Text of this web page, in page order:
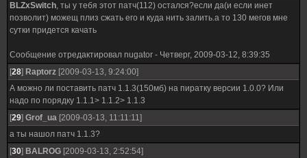
BLZxSwitch, ты у тебя этот патч(112) остался?если да(и если инет
позволит) можещ плиз сжать его и куда нить залить.а то 130 мегов мне
сутки придется качать
Сообщение отредактировал nugator - Четверг, 2009-03-12, 8:39:35
[28] Raptorz [2009-03-13, 9:24:00]
А можно ли поставить патч 1.1.3(150мб) на пиратку версии 1.0.0? Или
надо по порядку 1.1.1> 1.1.2> 1.1.3
[29] Grof_ua [2009-03-13, 11:11:11]
а ты нашол патч 1.1.3?
[30] BALROG [2009-03-13, 2:52:54]